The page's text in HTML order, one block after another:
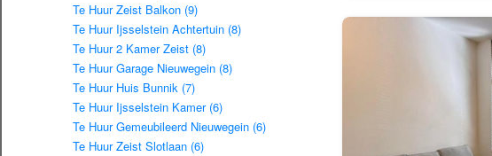
Te Huur Zeist Balkon (9)
Te Huur Ijsselstein Achtertuin (8)
Te Huur 2 Kamer Zeist (8)
Te Huur Garage Nieuwegein (8)
Te Huur Huis Bunnik (7)
Te Huur Ijsselstein Kamer (6)
Te Huur Gemeubileerd Nieuwegein (6)
Te Huur Zeist Slotlaan (6)